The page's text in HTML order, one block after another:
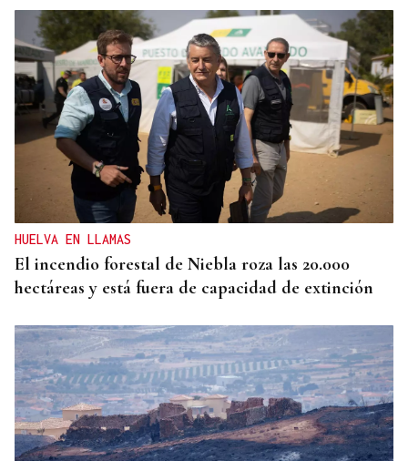
HUELVA EN LLAMAS
El incendio forestal de Niebla roza las 20.000
hectáreas y está fuera de capacidad de extinción